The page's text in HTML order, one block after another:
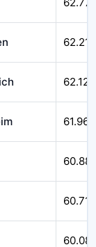
62.215
62.124
61.967
60.710